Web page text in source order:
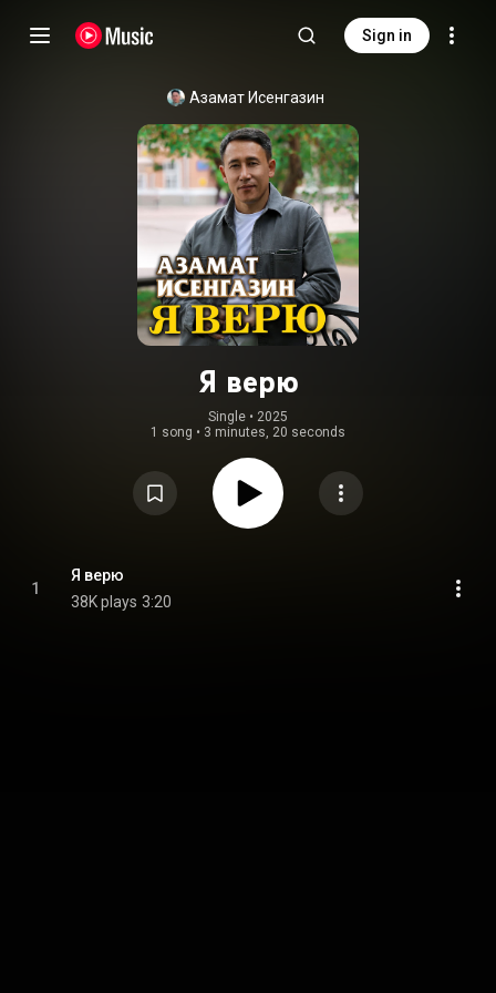
Sign in
Азамат Исенгазин
Я верю
Single • 2025
1 song • 3 minutes, 20 seconds
1
Я верю
38K plays 3:20